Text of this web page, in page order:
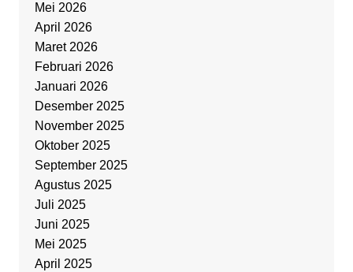
Mei 2026
April 2026
Maret 2026
Februari 2026
Januari 2026
Desember 2025
November 2025
Oktober 2025
September 2025
Agustus 2025
Juli 2025
Juni 2025
Mei 2025
April 2025